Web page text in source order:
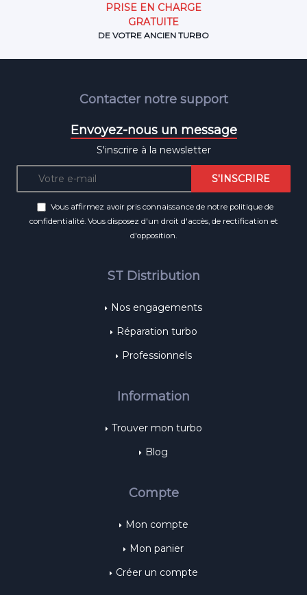
PRISE EN CHARGE
GRATUITE
DE VOTRE ANCIEN TURBO
Contacter notre support
Envoyez-nous un message
S'inscrire à la newsletter
Vous affirmez avoir pris connaissance de notre politique de
confidentialité. Vous disposez d'un droit d'accès, de rectification et
d'opposition.
ST Distribution
Nos engagements
Réparation turbo
Professionnels
Information
Trouver mon turbo
Blog
Compte
Mon compte
Mon panier
Créer un compte